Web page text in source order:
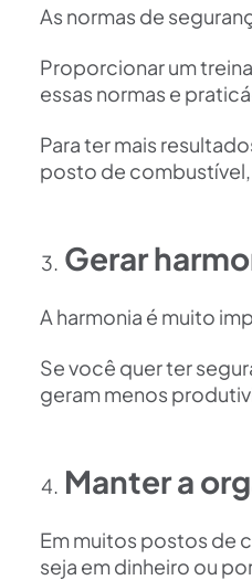
As normas de
Proporcionar um
essas normas e
Para ter mais
posto de combustível,
Gerar
A harmonia é muito
Se você quer ter
geram menos
Manter a
Em muitos postos de
seja em dinheiro ou